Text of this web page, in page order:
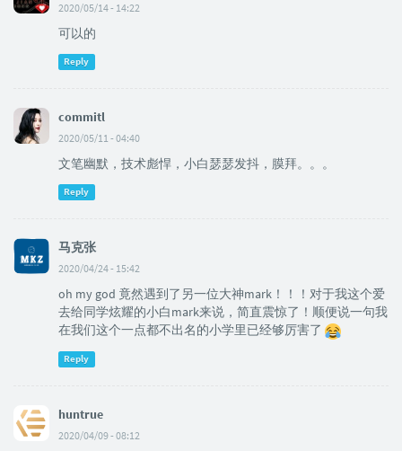
2020/05/14 - 14:22
可以的
Reply
commitl
2020/05/11 - 04:40
文笔幽默，技术彪悍，小白瑟瑟发抖，膜拜。。。
Reply
马克张
2020/04/24 - 15:42
oh my god 竟然遇到了另一位大神mark！！！对于我这个爱
去给同学炫耀的小白mark来说，简直震惊了！顺便说一句我
在我们这个一点都不出名的小学里已经够厉害了
Reply
huntrue
2020/04/09 - 08:12